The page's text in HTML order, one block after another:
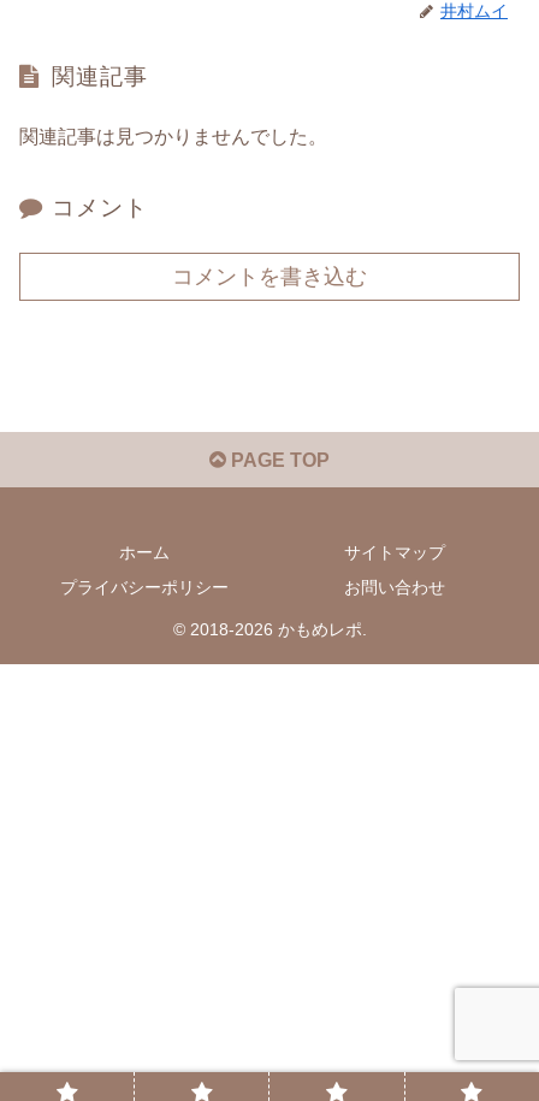
井村ムイ
関連記事
関連記事は見つかりませんでした。
コメント
コメントを書き込む
PAGE TOP
ホーム
サイトマップ
プライバシーポリシー
お問い合わせ
© 2018-2026 かもめレポ.